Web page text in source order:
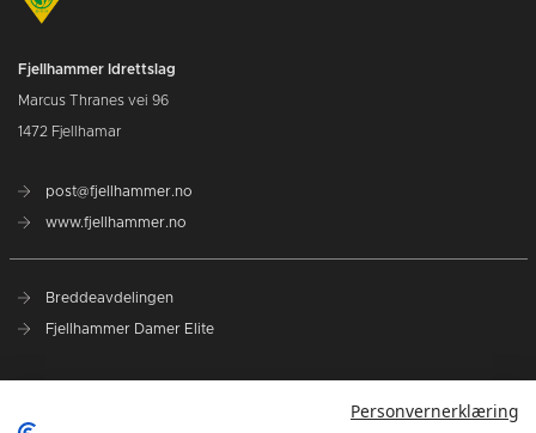
Fjellhammer Idrettslag
Marcus Thranes vei 96
1472 Fjellhamar
post@fjellhammer.no
www.fjellhammer.no
Breddeavdelingen
Fjellhammer Damer Elite
Personvernerklæring